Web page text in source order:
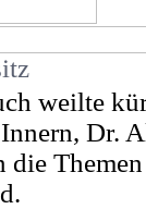
weilte
Innern, Dr.
die